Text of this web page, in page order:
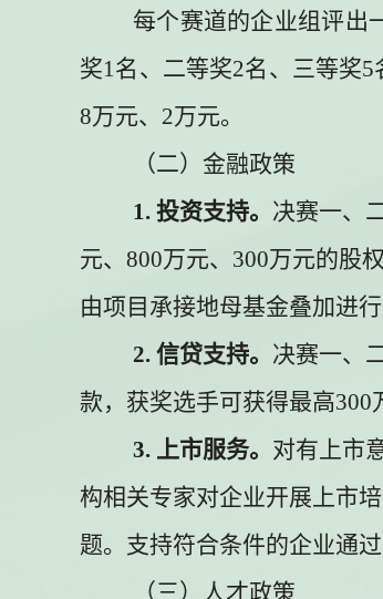
每个赛道的企业组评出
奖1名、二等奖2名、三等奖5
8万元、 2万元。
（二）金融政策
1. 投资支持。 决赛一、
元、 800万元、 300万元的股
由项目承接地母基金叠加进行
2. 信贷支持。 决赛一、
款，获奖选手可获得最高300
3. 上市服务。 对有上市
构相关专家对企业开展上市
题。支持符合条件的企业通
（三）人才政策